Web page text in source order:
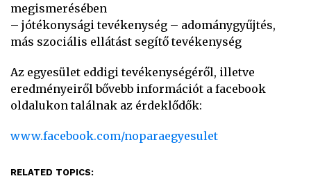
megismerésében
– jótékonysági tevékenység – adománygyűjtés,
más szociális ellátást segítő tevékenység
Az egyesület eddigi tevékenységéről, illetve
eredményeiről bővebb információt a facebook
oldalukon találnak az érdeklődők:
www.facebook.com/noparaegyesulet
RELATED TOPICS: